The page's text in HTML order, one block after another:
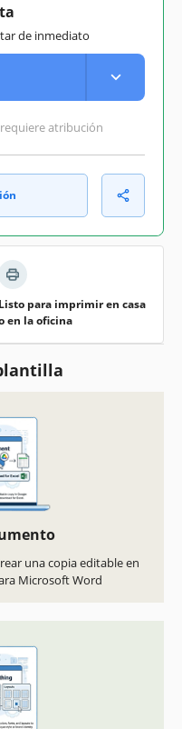
de inmediato
atribución
Listo para imprimir en casa
en la oficina
una copia editable en
Microsoft Word